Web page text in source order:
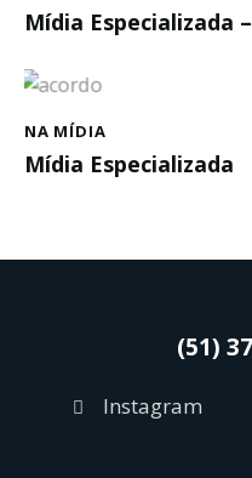
Mídia Especializada
NA MÍDIA
Mídia Especializada
(51)
Instagram